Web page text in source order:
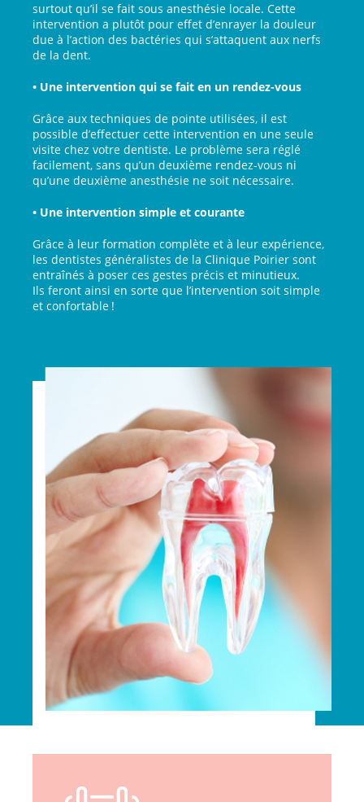
surtout qu’il se fait sous anesthésie locale. Cette
intervention a plutôt pour effet d’enrayer la douleur
due à l’action des bactéries qui s’attaquent aux nerfs
de la dent.
• Une intervention qui se fait en un rendez-vous
Grâce aux techniques de pointe utilisées, il est
possible d’effectuer cette intervention en une seule
visite chez votre dentiste. Le problème sera réglé
facilement, sans qu’un deuxième rendez-vous ni
qu’une deuxième anesthésie ne soit nécessaire.
• Une intervention simple et courante
Grâce à leur formation complète et à leur expérience,
les dentistes généralistes de la Clinique Poirier sont
entraînés à poser ces gestes précis et minutieux.
Ils feront ainsi en sorte que l’intervention soit simple
et confortable !